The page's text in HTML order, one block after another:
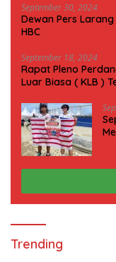
September 30, 2024
Dewan Pers
HBC
September 18, 2024
Rapat Pleno
Luar Biasa ( KLB )
Trending